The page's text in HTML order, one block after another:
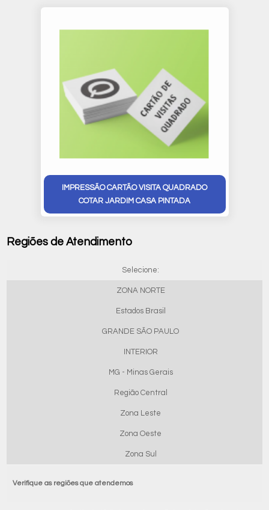
IMPRESSÃO CARTÃO VISITA QUADRADO
COTAR JARDIM CASA PINTADA
Regiões de Atendimento
Selecione:
ZONA NORTE
Estados Brasil
GRANDE SÃO PAULO
INTERIOR
MG - Minas Gerais
Região Central
Zona Leste
Zona Oeste
Zona Sul
Verifique as regiões que atendemos